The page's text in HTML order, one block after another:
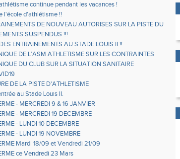
continue pendant les vacances !
l'école d'athlétisme !!
DE NOUVEAU AUTORISES SUR LA PISTE DU
II
SUSPENDUS !!!
ENTRAINEMENTS AU STADE LOUIS II !!
DE L’ASM ATHLETISME SUR LES CONTRAINTES
DU CLUB SUR LA SITUATION SANITAIRE
DE LA PISTE D'ATHLETISME
au Stade Louis II.
- MERCREDI 9 & 16 JANVIER
- MERCREDI 19 DECEMBRE
- LUNDI 10 DECEMBRE
- LUNDI 19 NOVEMBRE
Mardi 18/09 et Vendredi 21/09
ce Vendredi 23 Mars